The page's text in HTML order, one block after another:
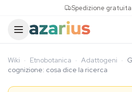
Spedizione
Wiki · Etnobotanica · Adattogeni ·
cognizione: cosa dice la ricerca